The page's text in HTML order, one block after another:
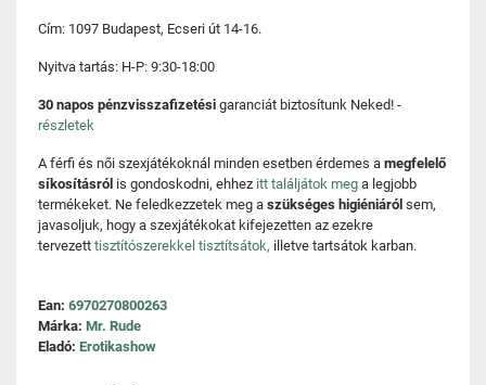
Cím: 1097 Budapest, Ecseri út 14-16.
Nyitva tartás: H-P: 9:30-18:00
30 napos pénzvisszafizetési garanciát biztosítunk Neked! -
részletek
A férfi és női szexjátékoknál minden esetben érdemes a megfelelő
síkosításról is gondoskodni, ehhez itt találjátok meg a legjobb
termékeket. Ne feledkezzetek meg a szükséges higiéniáról sem,
javasoljuk, hogy a szexjátékokat kifejezetten az ezekre
tervezett tisztítószerekkel tisztítsátok, illetve tartsátok karban.
Ean: 6970270800263
Márka: Mr. Rude
Eladó: Erotikashow